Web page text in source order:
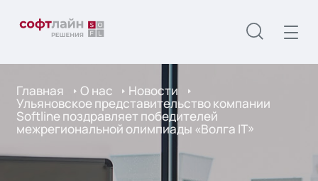
Главная О нас Новости
Ульяновское представительство компании
Softline поздравляет победителей
межрегиональной олимпиады «Волга IT»